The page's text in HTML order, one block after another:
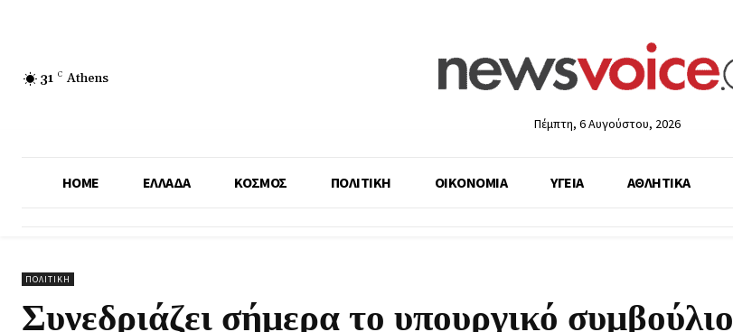
31 C Athens
Πέμπτη, 6 Αυγούστου, 2026
HOME ΕΛΛΑΔΑ ΚΟΣΜΟΣ ΠΟΛΙΤΙΚΗ ΟΙΚΟΝΟΜΙΑ ΥΓΕΙΑ ΑΘΛΗΤΙΚΑ
ΠΟΛΙΤΙΚΗ
Συνεδριάζει σήμερα το υπουργικό συμβούλιο